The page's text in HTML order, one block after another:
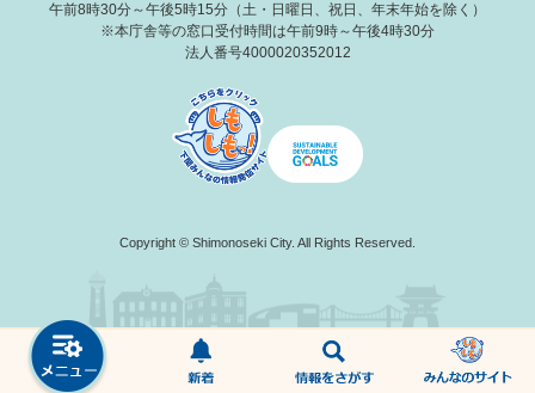
午前8時30分～午後5時15分（土・日曜日、祝日、年末年始を除く）
※本庁舎等の窓口受付時間は午前9時～午後4時30分
法人番号4000020352012
Copyright © Shimonoseki City. All Rights Reserved.